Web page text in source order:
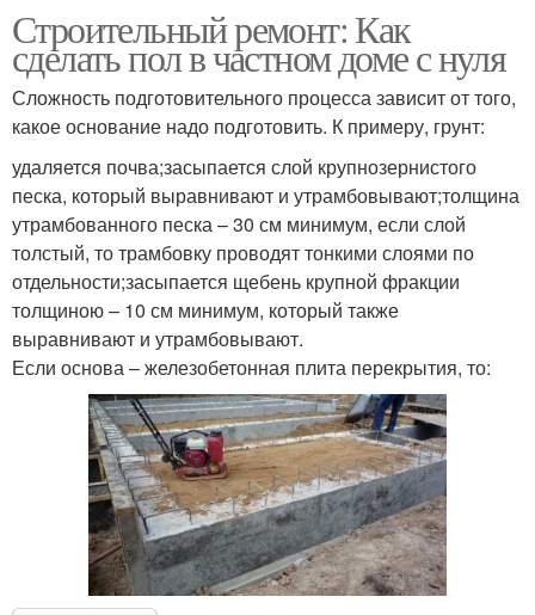
Строительный ремонт: Как
сделать пол в частном доме с нуля
Сложность подготовительного процесса зависит от того,
какое основание надо подготовить. К примеру, грунт:
удаляется почва;засыпается слой крупнозернистого
песка, который выравнивают и утрамбовывают;толщина
утрамбованного песка – 30 см минимум, если слой
толстый, то трамбовку проводят тонкими слоями по
отдельности;засыпается щебень крупной фракции
толщиною – 10 см минимум, который также
выравнивают и утрамбовывают.
Если основа – железобетонная плита перекрытия, то: